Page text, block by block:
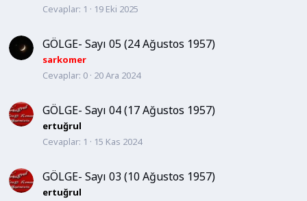
Cevaplar 1 19 Eki 2025
GÖLGE- Sayı 05 (24 Ağustos 1957)
sarkomer
Cevaplar 0 20 Ara 2024
GÖLGE- Sayı 04 (17 Ağustos 1957)
ertuğrul
Cevaplar 1 15 Kas 2024
GÖLGE- Sayı 03 (10 Ağustos 1957)
ertuğrul